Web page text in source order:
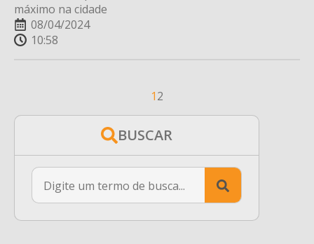
máximo na cidade
08/04/2024
10:58
12
BUSCAR
Search
for: